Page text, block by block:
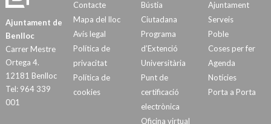
Ajuntament de
Benlloc
Carrer Mestre
Ortega 4.
12181 Benlloc
Tel: 964 339
001
Contacte
Mapa del lloc
Avís legal
Política de
privacitat
Política de
cookies
Bústia
Ciutadana
Programa
d’Extenció
Universitària
Punt de
certificació
electrònica
Oficina virtual
Ajuntament
Serveis
Poble
Coses per fer
Agenda
Notícies
Porta a Porta